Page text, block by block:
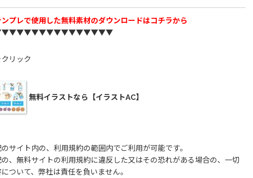
ンプレで使用した無料素材のダウンロードはコチラから
リック
無料イラストなら【イラストAC】
サイト内の、利用規約の範囲内でご利用が可能です。
、無料サイトの利用規約に違反した又はその恐れがある場合の、一切
ついて、弊社は責任を負いません。